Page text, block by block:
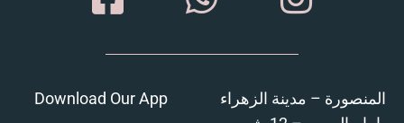
Download Our App
المنصورة – مدينة الزهراء